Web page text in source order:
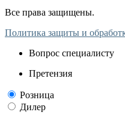
Все права защищены.
Политика защиты и
Вопрос специалисту
Претензия
Розница
Дилер